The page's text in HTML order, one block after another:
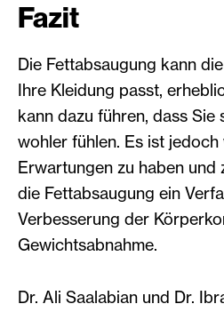
Fazit
Die Fettabsaugung kann
Ihre Kleidung passt,
kann dazu führen, dass Sie
wohler fühlen. Es ist
Erwartungen zu haben und
die Fettabsaugung ein
Verbesserung der
Gewichtsabnahme.
Dr. Ali Saalabian und Dr.